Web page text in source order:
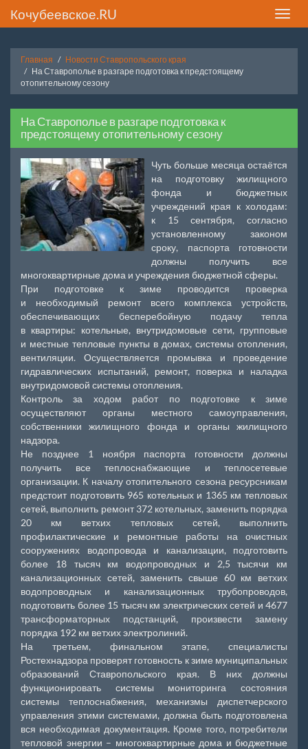
Toggle
Кочубеевское.RU
Главная
Новости Ставропольского края
На Ставрополье в разгаре подготовка к предстоящему
отопительному сезону
На Ставрополье в разгаре подготовка к
предстоящему отопительному сезону
Чуть больше месяца остаётся
на подготовку жилищного
фонда и бюджетных
учреждений края к холодам:
к 15 сентября, согласно
установленному законом
сроку, паспорта готовности
должны получить все
многоквартирные дома и учреждения бюджетной сферы.
При подготовке к зиме проводится проверка
и необходимый ремонт всего комплекса устройств,
обеспечивающих бесперебойную подачу тепла
в квартиры: котельные, внутридомовые сети, групповые
и местные тепловые пункты в домах, системы отопления,
вентиляции. Осуществляется промывка и проведение
гидравлических испытаний, ремонт, поверка и наладка
внутридомовой системы отопления.
Контроль за ходом работ по подготовке к зиме
осуществляют органы местного самоуправления,
собственники жилищного фонда и органы жилищного
надзора.
Не позднее 1 ноября паспорта готовности должны
получить все теплоснабжающие и теплосетевые
организации. К началу отопительного сезона ресурсникам
предстоит подготовить 965 котельных и 1365 км тепловых
сетей, выполнить ремонт 372 котельных, заменить порядка
20 км ветхих тепловых сетей, выполнить
профилактические и ремонтные работы на очистных
сооружениях водопровода и канализации, подготовить
более 18 тысяч км водопроводных и 2,5 тысячи км
канализационных сетей, заменить свыше 60 км ветхих
водопроводных и канализационных трубопроводов,
подготовить более 15 тысяч км электрических сетей и 4677
трансформаторных подстанций, произвести замену
порядка 192 км ветхих электролиний.
На третьем, финальном этапе, специалисты
Ростехнадзора проверят готовность к зиме муниципальных
образований Ставропольского края. В них должны
функционировать системы мониторинга состояния
системы теплоснабжения, механизмы диспетчерского
управления этими системами, должна быть подготовлена
вся необходимая документация. Кроме того, потребители
тепловой энергии – многоквартирные дома и бюджетные